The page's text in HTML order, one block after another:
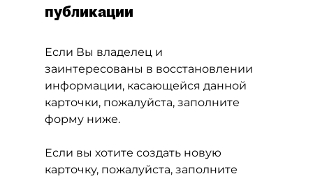
публикации
Если Вы владелец и
заинтересованы в восстановлении
информации, касающейся данной
карточки, пожалуйста, заполните
форму ниже.
Если вы хотите создать новую
карточку, пожалуйста, заполните